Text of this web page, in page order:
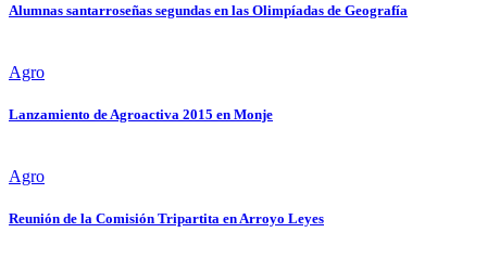
Alumnas santarroseñas segundas en las Olimpíadas de Geografía
Agro
Lanzamiento de Agroactiva 2015 en Monje
Agro
Reunión de la Comisión Tripartita en Arroyo Leyes